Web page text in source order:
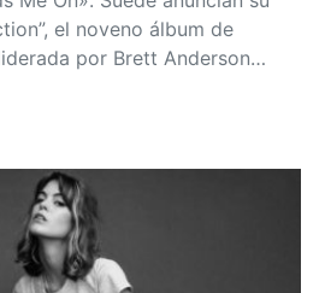
el noveno álbum de
por Brett Anderson…